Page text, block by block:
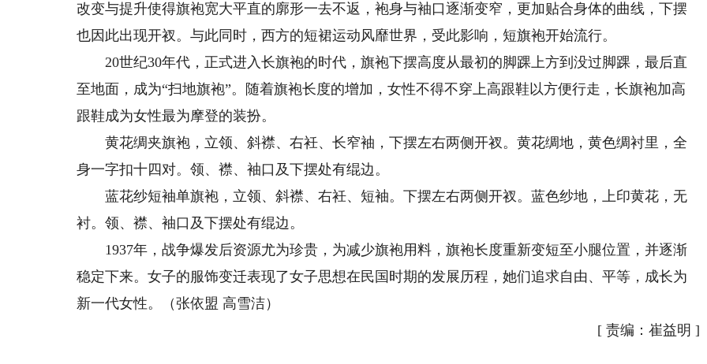
改变与提升使得旗袍宽大平直的廓形一去不返，袍身与袖口逐渐变窄，更加贴合身体的曲线，下摆
也因此出现开衩。与此同时，西方的短裙运动风靡世界，受此影响，短旗袍开始流行。
20世纪30年代，正式进入长旗袍的时代，旗袍下摆高度从最初的脚踝上方到没过脚踝，最后直
至地面，成为“扫地旗袍”。随着旗袍长度的增加，女性不得不穿上高跟鞋以方便行走，长旗袍加高
跟鞋成为女性最为摩登的装扮。
黄花绸夹旗袍，立领、斜襟、右衽、长窄袖，下摆左右两侧开衩。黄花绸地，黄色绸衬里，全
身一字扣十四对。领、襟、袖口及下摆处有绲边。
蓝花纱短袖单旗袍，立领、斜襟、右衽、短袖。下摆左右两侧开衩。蓝色纱地，上印黄花，无
衬。领、襟、袖口及下摆处有绲边。
1937年，战争爆发后资源尤为珍贵，为减少旗袍用料，旗袍长度重新变短至小腿位置，并逐渐
稳定下来。女子的服饰变迁表现了女子思想在民国时期的发展历程，她们追求自由、平等，成长为
新一代女性。（张依盟 高雪洁）
[ 责编：崔益明 ]